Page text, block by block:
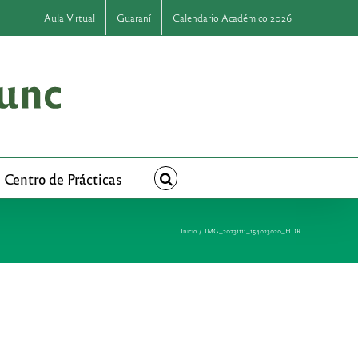
Aula Virtual Guaraní Calendario Académico 2026
Centro de Prácticas
Inicio IMG_20231111_154023020_HDR